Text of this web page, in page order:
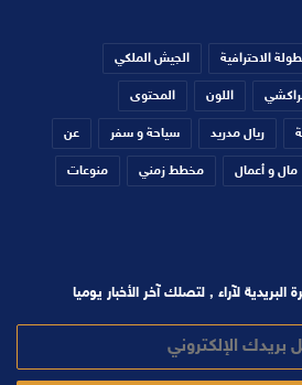
الاحترافية الجيش الملكي
اللون المحتوى
ريال مدريد سياحة و سفر عن
مال و أعمال مخطط زمني منوعات
لآراء , لتصلك آخر الأخبار يوميا